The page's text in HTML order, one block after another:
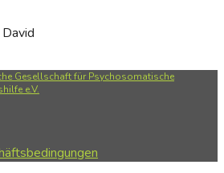
Gesellschaft für Psychosomatische
e.V.